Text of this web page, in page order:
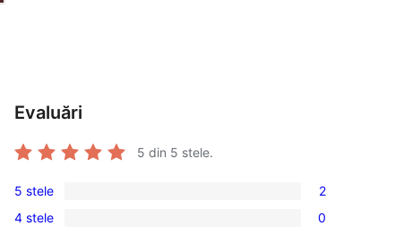
Evaluări
5 din 5 stele.
2
5
5 stele 2
0
4 stele 0